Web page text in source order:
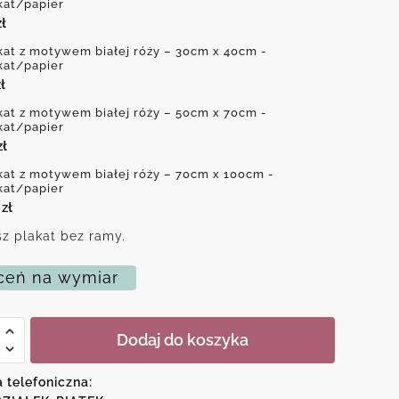
papier
z motywem białej róży – 30cm x 40cm -
papier
z motywem białej róży – 50cm x 70cm -
papier
z motywem białej róży – 70cm x 100cm -
papier
zł
plakat bez ramy.
na wymiar
Dodaj do koszyka
telefoniczna: